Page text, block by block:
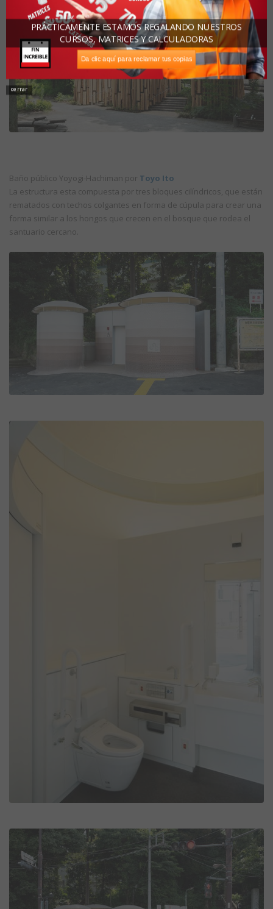
Baño público Yoyogi-Hachiman por Toyo Ito
La estructura esta compuesta por tres bloques cilíndricos, que están
rematados con techos colgantes en forma de cúpula para crear una
forma similar a los hongos que crecen en el bosque que rodea el
santuario cercano.
cerrar
Da clic aquí para reclamar tus copias
PRÁCTICAMENTE ESTAMOS REGALANDO NUESTROS
CURSOS, MATRICES Y CALCULADORAS